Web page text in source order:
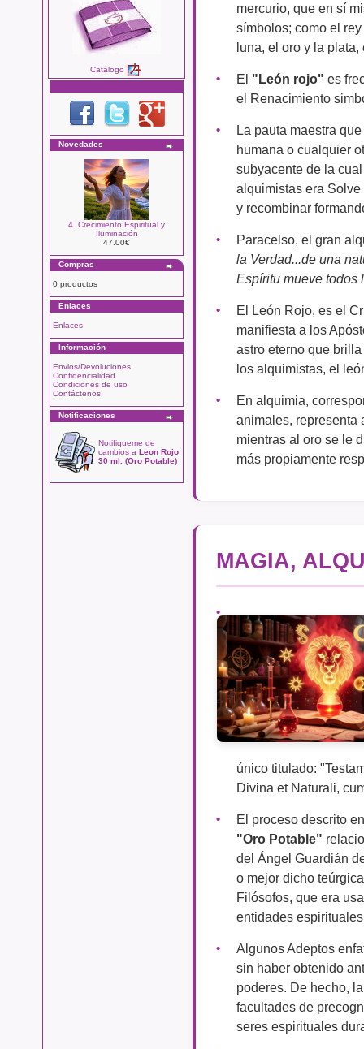
Catálogo
Novedades
4. Crecimiento Espiritual y
Iluminación
47.00€
Compras
0 productos
Enlaces
Enlaces
Información
Envios/Devoluciones
Confidencialidad
Condiciones de uso
Contáctenos
Notificaciones
Notifiqueme de
cambios a Leon Rojo
30 ml. (Oro Potable)
mercurio, que en sí
símbolos; como el
luna, el oro y la
El "León rojo" es
el Renacimiento
La pauta maestra
humana o cualquier
subyacente de la
alquimistas era
y recombinar
Paracelso, el gran
la Verdad...de una
Espíritu mueve todos
El León Rojo, es el
manifiesta a los
astro eterno que
los alquimistas, el
En alquimia,
animales, representa
mientras al oro se le
más propiamente
MAGIA,
único titulado:
Divina et Naturali,
El proceso descrito
"Oro Potable"
del Ángel Guardián
o mejor dicho
Filósofos, que era
entidades
Algunos Adeptos
sin haber obtenido
poderes. De hecho,
facultades de
seres espirituales